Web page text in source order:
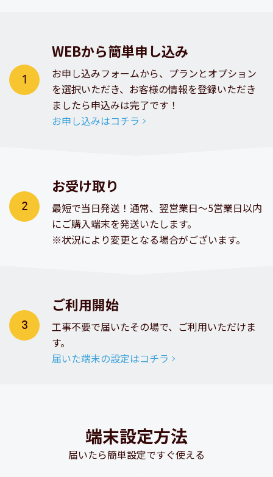
WEBから簡単申し込み
お申し込みフォームから、プランとオプション
を選択いただき、 お客様の情報を登録いただき
ましたら申込みは完了です！
お申し込みはコチラ
お受け取り
最短で当日発送！通常、翌営業日～5営業日以内
にご購入端末を発送いたします。
※状況により変更となる場合がございます。
ご利用開始
工事不要で届いたその場で、ご利用いただけま
す。
届いた端末の設定はコチラ
端末設定方法
届いたら簡単設定ですぐ使える